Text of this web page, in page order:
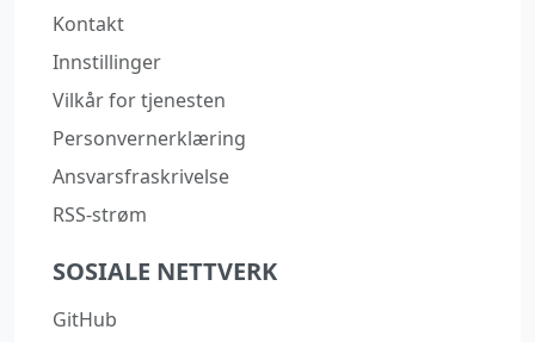
Kontakt
Innstillinger
Vilkår for tjenesten
Personvernerklæring
Ansvarsfraskrivelse
RSS-strøm
SOSIALE NETTVERK
GitHub